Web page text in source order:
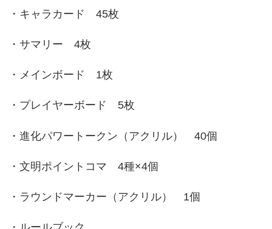
・キャラカード 45枚
・サマリー 4枚
・メインボード 1枚
・プレイヤーボード 5枚
・進化パワートークン（アクリル） 40個
・文明ポイントコマ 4種×4個
・ラウンドマーカー（アクリル） 1個